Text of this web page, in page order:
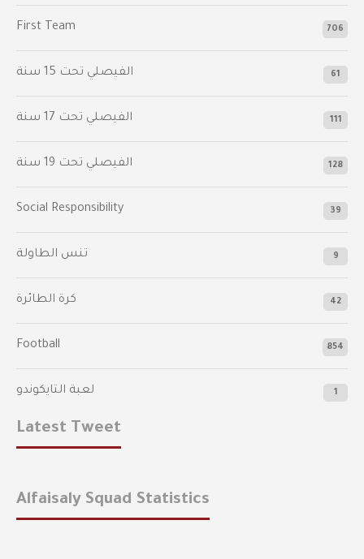
First Team 706
الفيصلي‬⁩ تحت 15 سنة 61
‫الفيصلي‬⁩ تحت 17 سنة 111
الفيصلي‬⁩ تحت 19 سنة 128
Social Responsibility 39
تنس الطاولة 9
كرة الطائرة 42
Football 854
لعبة التايكوندو 1
Latest Tweet
Alfaisaly Squad Statistics